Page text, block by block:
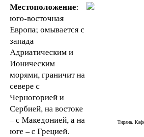
Тирана.
Местоположение:
юго-восточная
Европа; омывается с
запада
Адриатическим и
Ионическим
морями, граничит на
севере с
Черногорией и
Сербией, на востоке
– с Македонией, а на
юге – с Грецией.